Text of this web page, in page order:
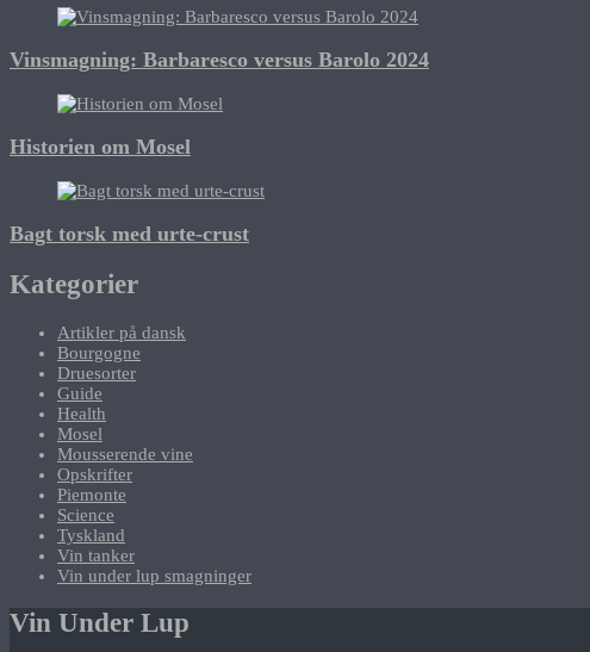
Vinsmagning: Barbaresco versus Barolo 2024
Historien om Mosel
Bagt torsk med urte-crust
Kategorier
Artikler på dansk
Bourgogne
Druesorter
Guide
Health
Mosel
Mousserende vine
Opskrifter
Piemonte
Science
Tyskland
Vin tanker
Vin under lup smagninger
Vin Under Lup